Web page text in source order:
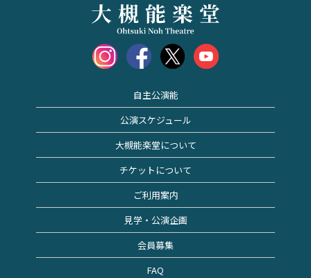
自主公演能
公演スケジュール
大槻能楽堂について
チケットについて
ご利用案内
見学・公演企画
会員募集
FAQ